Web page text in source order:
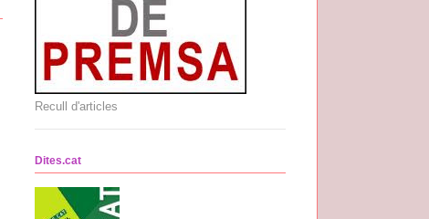
Recull d'articles
Dites.cat